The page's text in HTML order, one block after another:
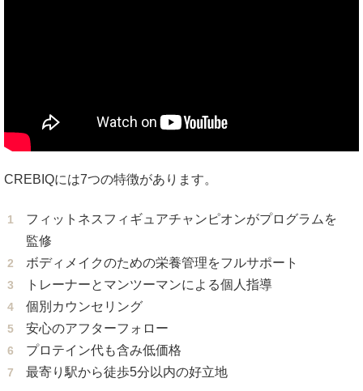
CREBIQには7つの特徴があります。
フィットネスフィギュアチャンピオンがプログラムを
監修
ボディメイクのための栄養管理をフルサポート
トレーナーとマンツーマンによる個人指導
個別カウンセリング
安心のアフターフォロー
プロテイン代も含み低価格
最寄り駅から徒歩5分以内の好立地